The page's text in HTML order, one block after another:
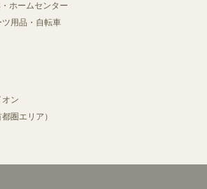
ホームセンター
ツ用品・自転車
オン
圏エリア）